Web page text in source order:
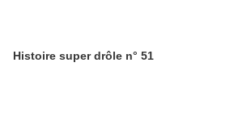
Histoire super drôle n° 51